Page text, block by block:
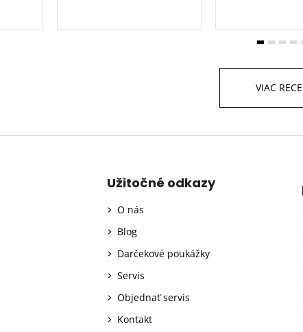
VIAC
Užitočné odkazy
O nás
Blog
Darčekové poukážky
Servis
Objednať servis
Kontakt